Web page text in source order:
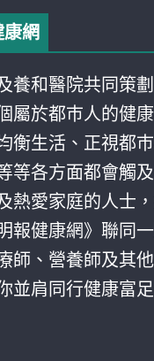
網
養和醫院共同策
屬於都巿人的健
衡生活、正視都
等各方面都會觸
熱愛家庭的人士
報健康網》聯同
師、營養師及其
並肩同行健康富足